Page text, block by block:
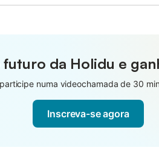
futuro da Holidu e
numa videochamada de 30
Inscreva-se agora